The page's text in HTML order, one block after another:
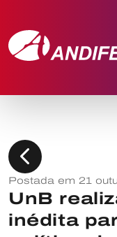
chevron_left
Postada em 21
UnB
inédita